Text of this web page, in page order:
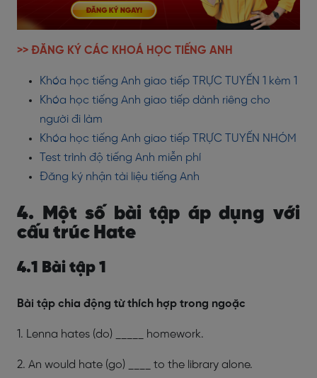
>> ĐĂNG KÝ CÁC KHOÁ HỌC TIẾNG ANH
Khóa học tiếng Anh giao tiếp TRỰC TUYẾN 1 kèm 1
Khóa học tiếng Anh giao tiếp dành riêng cho
người đi làm
Khóa học tiếng Anh giao tiếp TRỰC TUYẾN NHÓM
Test trình độ tiếng Anh miễn phí
Đăng ký nhận tài liệu tiếng Anh
4. Một số bài tập áp dụng với
cấu trúc Hate
4.1 Bài tập 1
Bài tập chia động từ thích hợp trong ngoặc
1. Lenna hates (do) _____ homework.
2. An would hate (go) ____ to the library alone.